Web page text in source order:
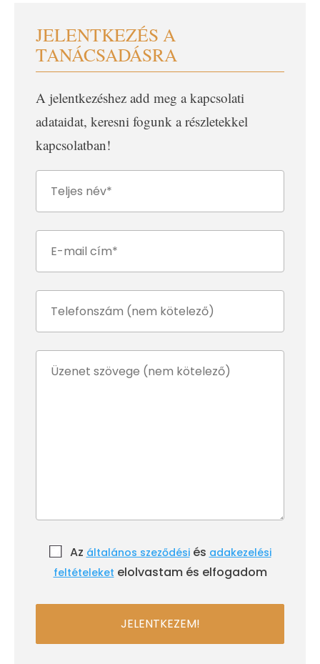
JELENTKEZÉS A
TANÁCSADÁSRA
A jelentkezéshez add meg a kapcsolati
adataidat, keresni fogunk a részletekkel
kapcsolatban!
Az általános szeződésiés adakezelési
feltételeket elolvastam és elfogadom
JELENTKEZEM!